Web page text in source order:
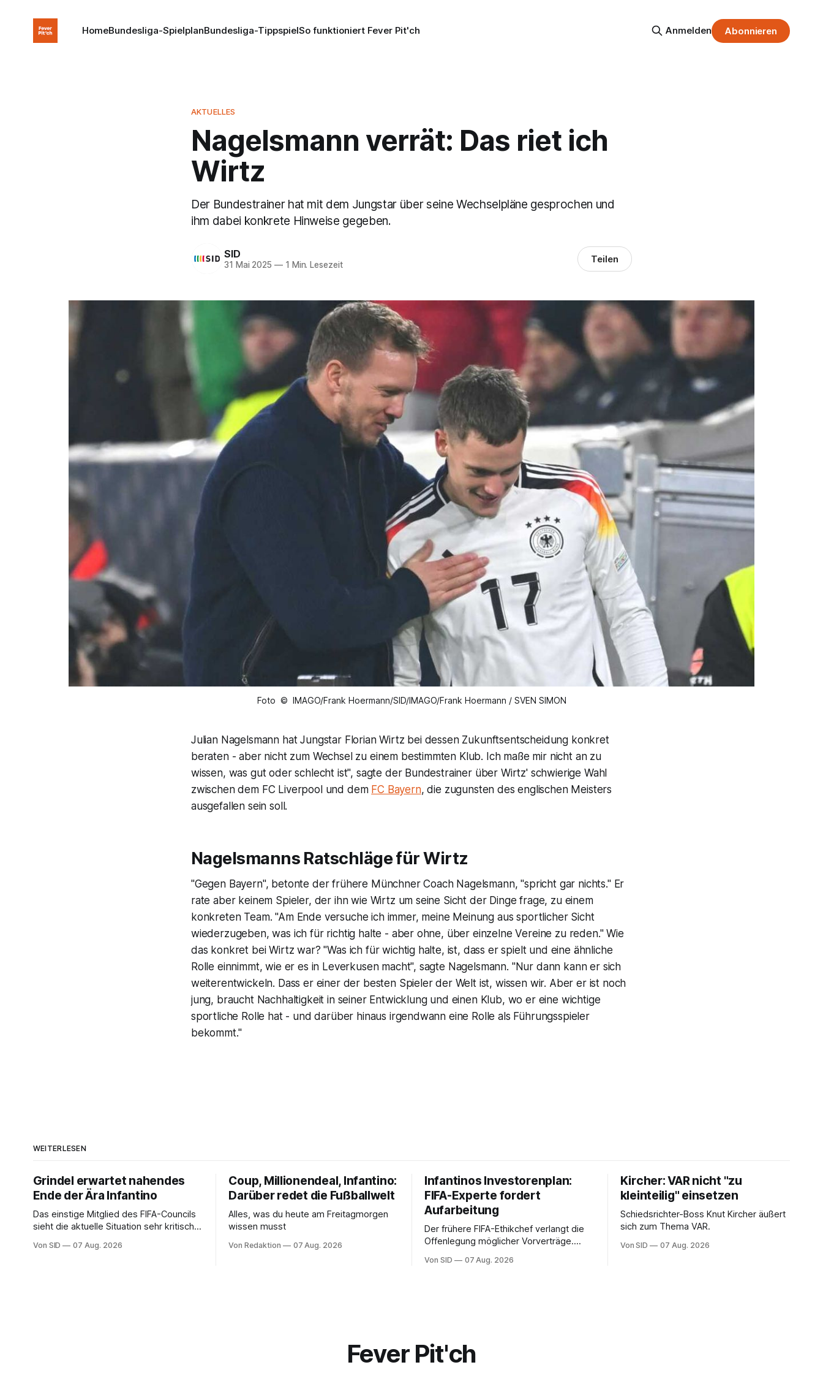
HomeBundesliga-SpielplanBundesliga-TippspielSo funktioniert Fever Pit'ch Anmelden Abonnieren
AKTUELLES
Nagelsmann verrät: Das riet ich
Wirtz
Der Bundestrainer hat mit dem Jungstar über seine Wechselpläne gesprochen und
ihm dabei konkrete Hinweise gegeben.
SID
31 Mai 2025 —1 Min. Lesezeit Teilen
Foto © IMAGO/Frank Hoermann/SID/IMAGO/Frank Hoermann / SVEN SIMON
Julian Nagelsmann hat Jungstar Florian Wirtz bei dessen Zukunftsentscheidung konkret
beraten - aber nicht zum Wechsel zu einem bestimmten Klub. Ich maße mir nicht an zu
wissen, was gut oder schlecht ist", sagte der Bundestrainer über Wirtz' schwierige Wahl
zwischen dem FC Liverpool und dem FC Bayern, die zugunsten des englischen Meisters
ausgefallen sein soll.
Nagelsmanns Ratschläge für Wirtz
"Gegen Bayern", betonte der frühere Münchner Coach Nagelsmann, "spricht gar nichts." Er
rate aber keinem Spieler, der ihn wie Wirtz um seine Sicht der Dinge frage, zu einem
konkreten Team. "Am Ende versuche ich immer, meine Meinung aus sportlicher Sicht
wiederzugeben, was ich für richtig halte - aber ohne, über einzelne Vereine zu reden." Wie
das konkret bei Wirtz war? "Was ich für wichtig halte, ist, dass er spielt und eine ähnliche
Rolle einnimmt, wie er es in Leverkusen macht", sagte Nagelsmann. "Nur dann kann er sich
weiterentwickeln. Dass er einer der besten Spieler der Welt ist, wissen wir. Aber er ist noch
jung, braucht Nachhaltigkeit in seiner Entwicklung und einen Klub, wo er eine wichtige
sportliche Rolle hat - und darüber hinaus irgendwann eine Rolle als Führungsspieler
bekommt."
WEITERLESEN
Grindel erwartet nahendes
Ende der Ära Infantino
Das einstige Mitglied des FIFA-Councils
sieht die aktuelle Situation sehr kritisch
Von SID 07 Aug. 2026
Coup, Millionendeal, Infantino:
Darüber redet die Fußballwelt
Alles, was du heute am Freitagmorgen
wissen musst
Von Redaktion 07 Aug. 2026
Infantinos Investorenplan:
FIFA-Experte fordert
Aufarbeitung
Der frühere FIFA-Ethikchef verlangt die
Offenlegung möglicher Vorverträge.
Infantinos Rolle entscheidend sein.
Von SID 07 Aug. 2026
Kircher: VAR nicht "zu
kleinteilig" einsetzen
Schiedsrichter-Boss Knut Kircher äußert
sich zum Thema VAR.
Von SID 07 Aug. 2026
Fever Pit'ch